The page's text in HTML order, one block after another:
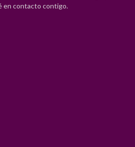
en contacto contigo.